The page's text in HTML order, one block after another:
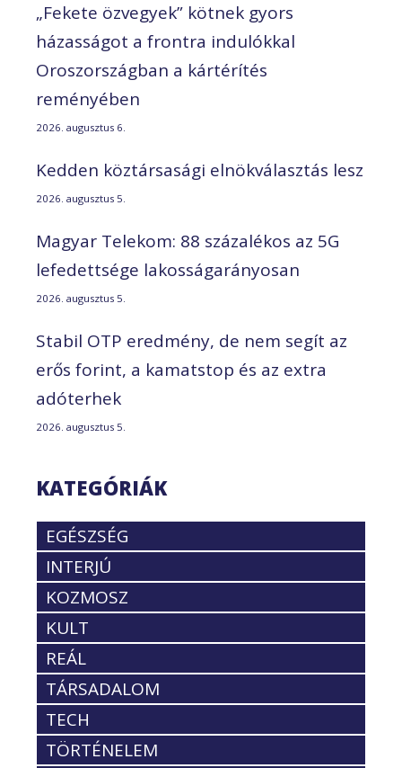
„Fekete özvegyek” kötnek gyors
házasságot a frontra indulókkal
Oroszországban a kártérítés
reményében
2026. augusztus 6.
Kedden köztársasági elnökválasztás lesz
2026. augusztus 5.
Magyar Telekom: 88 százalékos az 5G
lefedettsége lakosságarányosan
2026. augusztus 5.
Stabil OTP eredmény, de nem segít az
erős forint, a kamatstop és az extra
adóterhek
2026. augusztus 5.
KATEGÓRIÁK
EGÉSZSÉG
INTERJÚ
KOZMOSZ
KULT
REÁL
TÁRSADALOM
TECH
TÖRTÉNELEM